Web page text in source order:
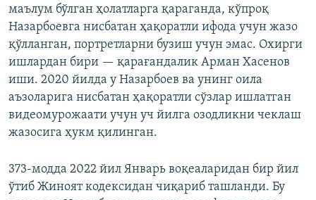
маълум бўлган ҳолатларга қараганда, кўпроқ
Назарбоевга нисбатан ҳақоратли ифода учун жазо
қўлланган, портретларни бузиш учун эмас. Охирги
ишлардан бири — қарағандалик Арман Хасенов
иши. 2020 йилда у Назарбоев ва унинг оила
аъзоларига нисбатан ҳақоратли сўзлар ишлатган
видеомурожаати учун уч йилга озодликни чеклаш
жазосига ҳукм қилинган.
373-модда 2022 йил Январь воқеаларидан бир йил
ўтиб Жиноят кодексидан чиқариб ташланди. Бу